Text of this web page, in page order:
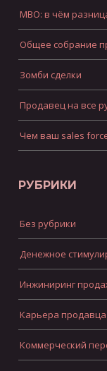
MBO: в чём
Общее собрание
Зомби сделки
Продавец на все
Чем ваш sales
РУБРИКИ
Без рубрики
Денежное
Инжиниринг
Карьера продавца
Коммерческий